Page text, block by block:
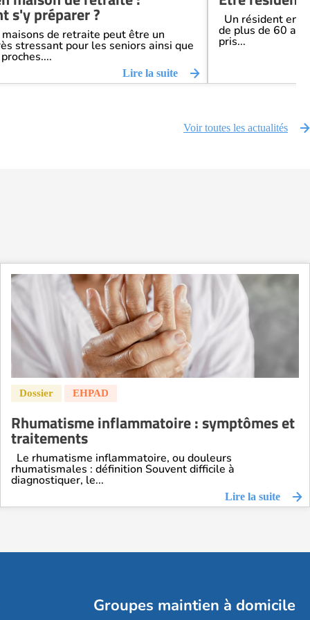
s'y préparer ?
de retraite peut être un
stressant pour les seniors ainsi que
Lire la suite
Un résident en
de plus de 60
pris...
Voir toutes les actualités
Rhumatisme inflammatoire : symptômes et
traitements
Le rhumatisme inflammatoire, ou douleurs
rhumatismales : définition Souvent difficile à
diagnostiquer, le...
Lire la suite
Groupes maintien à domicile